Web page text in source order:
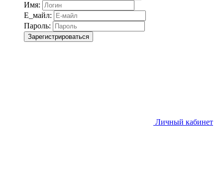
Имя:
Е_майл:
Пароль:
Зарегистрироваться
Личный кабинет